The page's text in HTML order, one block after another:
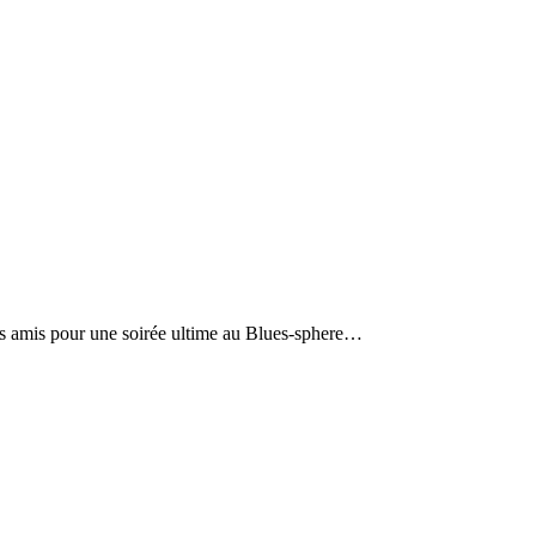
amis pour une soirée ultime au Blues-sphere…